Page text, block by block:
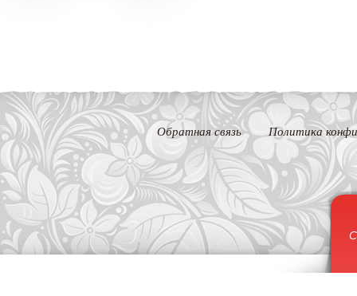
Обратная связь Политика